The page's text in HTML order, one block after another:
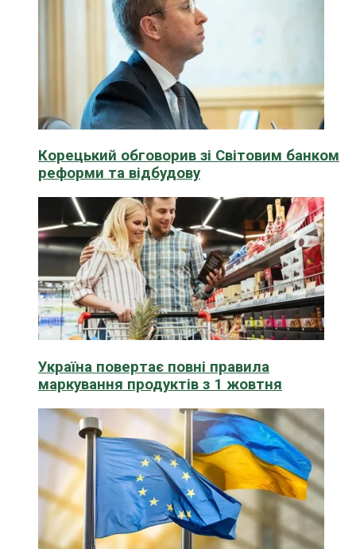
Корецький обговорив зі Світовим банком
реформи та відбудову
Україна повертає повні правила
маркування продуктів з 1 жовтня